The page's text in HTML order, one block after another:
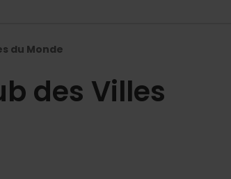
du Monde
des Villes